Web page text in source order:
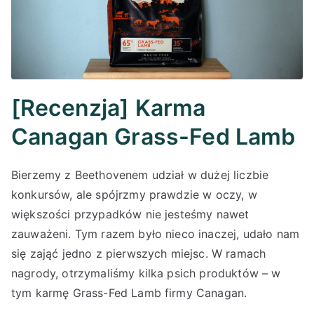
[Recenzja] Karma
Canagan Grass-Fed Lamb
Bierzemy z Beethovenem udział w dużej liczbie
konkursów, ale spójrzmy prawdzie w oczy, w
większości przypadków nie jesteśmy nawet
zauważeni. Tym razem było nieco inaczej, udało nam
się zająć jedno z pierwszych miejsc. W ramach
nagrody, otrzymaliśmy kilka psich produktów – w
tym karmę Grass-Fed Lamb firmy Canagan.